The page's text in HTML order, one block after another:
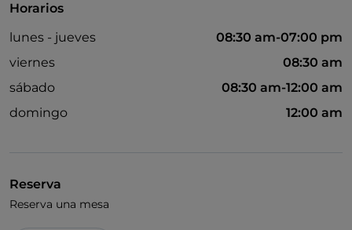
Horarios
lunes - jueves
08:30 am-07:00 pm
viernes
08:30 am
sábado
08:30 am-12:00 am
domingo
12:00 am
Reserva
Reserva una mesa